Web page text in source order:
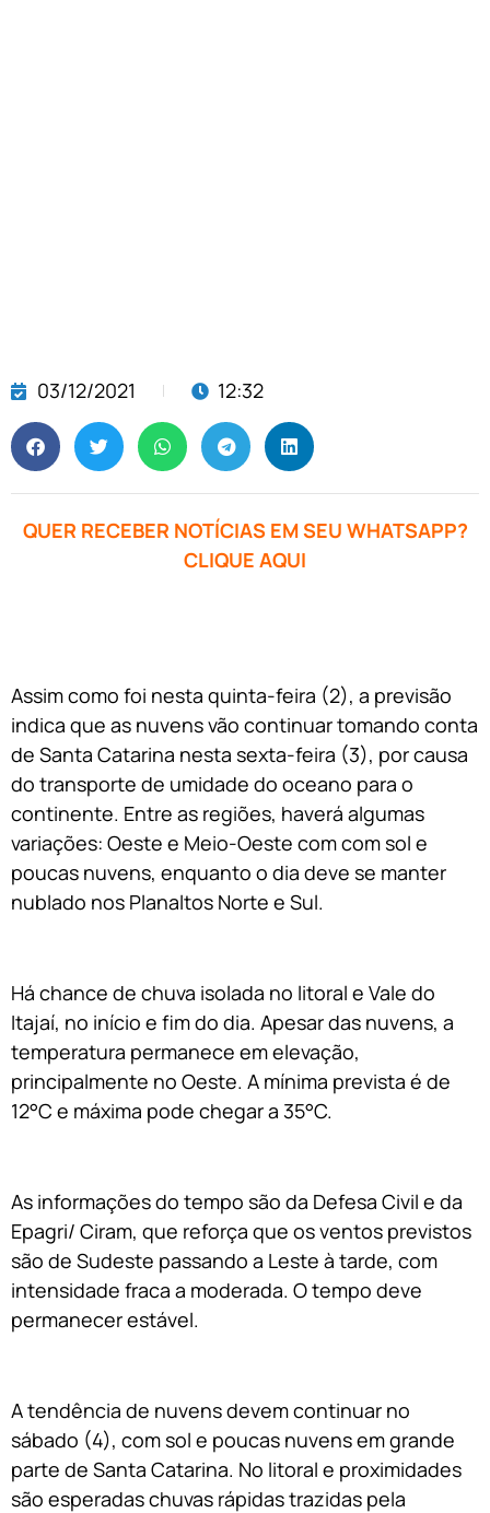
03/12/2021 12:32
QUER RECEBER NOTÍCIAS EM SEU WHATSAPP?
CLIQUE AQUI
Assim como foi nesta quinta-feira (2), a previsão
indica que as nuvens vão continuar tomando conta
de Santa Catarina nesta sexta-feira (3), por causa
do transporte de umidade do oceano para o
continente. Entre as regiões, haverá algumas
variações: Oeste e Meio-Oeste com com sol e
poucas nuvens, enquanto o dia deve se manter
nublado nos Planaltos Norte e Sul.
Há chance de chuva isolada no litoral e Vale do
Itajaí, no início e fim do dia. Apesar das nuvens, a
temperatura permanece em elevação,
principalmente no Oeste. A mínima prevista é de
12°C e máxima pode chegar a 35°C.
As informações do tempo são da Defesa Civil e da
Epagri/ Ciram, que reforça que os ventos previstos
são de Sudeste passando a Leste à tarde, com
intensidade fraca a moderada. O tempo deve
permanecer estável.
A tendência de nuvens devem continuar no
sábado (4), com sol e poucas nuvens em grande
parte de Santa Catarina. No litoral e proximidades
são esperadas chuvas rápidas trazidas pela